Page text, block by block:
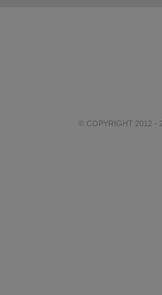
© COPYRIGHT 2012 -